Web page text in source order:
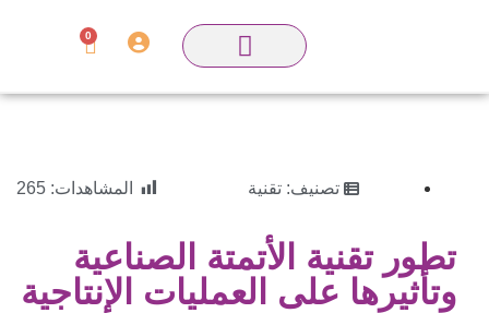
0
تصنيف:تقنية المشاهدات: 265
تطور تقنية الأتمتة الصناعية
وتأثيرها على العمليات الإنتاجية